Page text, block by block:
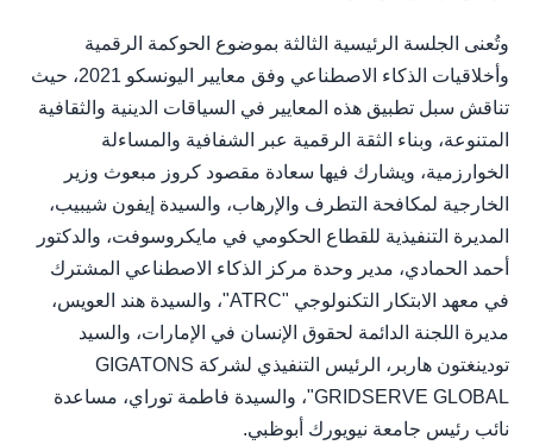
وتُعنى الجلسة الرئيسية الثالثة بموضوع الحوكمة الرقمية
وأخلاقيات الذكاء الاصطناعي وفق معايير اليونسكو 2021، حيث
تناقش سبل تطبيق هذه المعايير في السياقات الدينية والثقافية
المتنوعة، وبناء الثقة الرقمية عبر الشفافية والمساءلة
الخوارزمية، ويشارك فيها سعادة مقصود كروز مبعوث وزير
الخارجية لمكافحة التطرف والإرهاب، والسيدة إيفون شيبيب،
المديرة التنفيذية للقطاع الحكومي في مايكروسوفت، والدكتور
أحمد الحمادي، مدير وحدة مركز الذكاء الاصطناعي المشترك
في معهد الابتكار التكنولوجي "ATRC"، والسيدة هند العويس،
مديرة اللجنة الدائمة لحقوق الإنسان في الإمارات، والسيد
تودينغتون هاربر، الرئيس التنفيذي لشركة GIGATONS
"GRIDSERVE GLOBAL، والسيدة فاطمة توراي، مساعدة
نائب رئيس جامعة نيويورك أبوظبي.